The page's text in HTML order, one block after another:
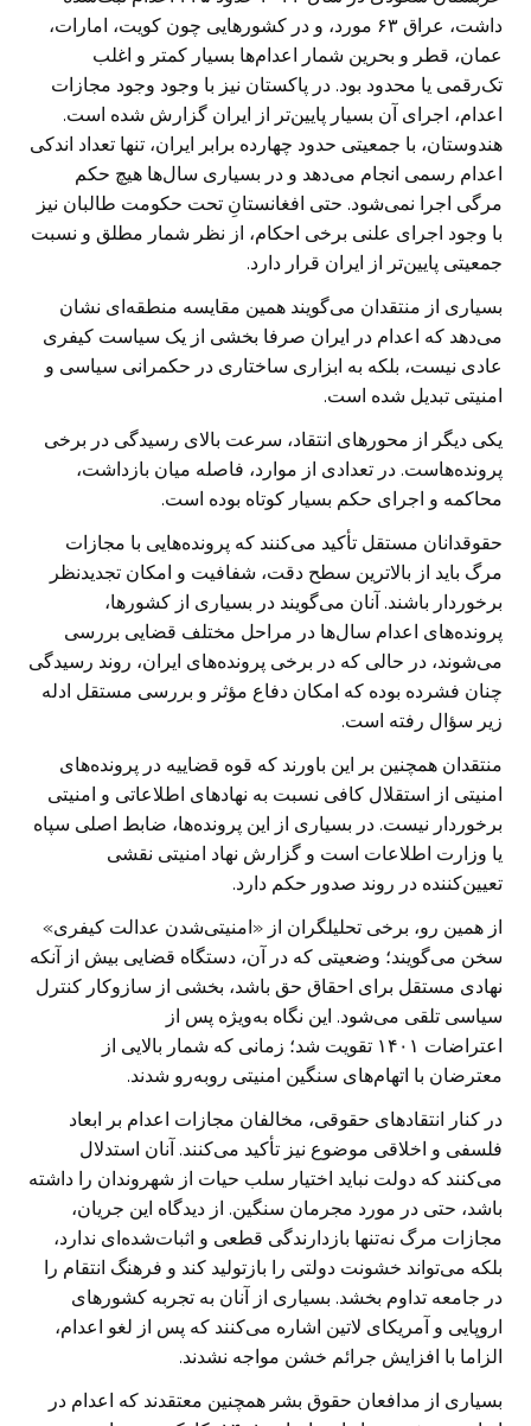
داشت، عراق ۶۳ مورد، و در کشورهایی چون کویت، امارات،
عمان، قطر و بحرین شمار اعدام‌ها بسیار کمتر و اغلب
تک‌رقمی یا محدود بود. در پاکستان نیز با وجود وجود مجازات
اعدام، اجرای آن بسیار پایین‌تر از ایران گزارش شده است.
هندوستان، با جمعیتی حدود چهارده برابر ایران، تنها تعداد اندکی
اعدام رسمی انجام می‌دهد و در بسیاری سال‌ها هیچ حکم
مرگی اجرا نمی‌شود. حتی افغانستانِ تحت حکومت طالبان نیز
با وجود اجرای علنی برخی احکام، از نظر شمار مطلق و نسبت
جمعیتی پایین‌تر از ایران قرار دارد.
بسیاری از منتقدان می‌گویند همین مقایسه منطقه‌ای نشان
می‌دهد که اعدام در ایران صرفا بخشی از یک سیاست کیفری
عادی نیست، بلکه به ابزاری ساختاری در حکمرانی سیاسی و
امنیتی تبدیل شده است.
یکی دیگر از محورهای انتقاد، سرعت بالای رسیدگی در برخی
پرونده‌هاست. در تعدادی از موارد، فاصله میان بازداشت،
محاکمه و اجرای حکم بسیار کوتاه بوده است.
حقوقدانان مستقل تأکید می‌کنند که پرونده‌هایی با مجازات
مرگ باید از بالاترین سطح دقت، شفافیت و امکان تجدیدنظر
برخوردار باشند. آنان می‌گویند در بسیاری از کشورها،
پرونده‌های اعدام سال‌ها در مراحل مختلف قضایی بررسی
می‌شوند، در حالی که در برخی پرونده‌های ایران، روند رسیدگی
چنان فشرده بوده که امکان دفاع مؤثر و بررسی مستقل ادله
زیر سؤال رفته است.
منتقدان همچنین بر این باورند که قوه قضاییه در پرونده‌های
امنیتی از استقلال کافی نسبت به نهادهای اطلاعاتی و امنیتی
برخوردار نیست. در بسیاری از این پرونده‌ها، ضابط اصلی سپاه
یا وزارت اطلاعات است و گزارش نهاد امنیتی نقشی
تعیین‌کننده در روند صدور حکم دارد.
از همین رو، برخی تحلیلگران از «امنیتی‌شدن عدالت کیفری»
سخن می‌گویند؛ وضعیتی که در آن، دستگاه قضایی بیش از آنکه
نهادی مستقل برای احقاق حق باشد، بخشی از سازوکار کنترل
سیاسی تلقی می‌شود. این نگاه به‌ویژه پس از
اعتراضات ۱۴۰۱ تقویت شد؛ زمانی که شمار بالایی از
معترضان با اتهام‌های سنگین امنیتی روبه‌رو شدند.
در کنار انتقادهای حقوقی، مخالفان مجازات اعدام بر ابعاد
فلسفی و اخلاقی موضوع نیز تأکید می‌کنند. آنان استدلال
می‌کنند که دولت نباید اختیار سلب حیات از شهروندان را داشته
باشد، حتی در مورد مجرمان سنگین. از دیدگاه این جریان،
مجازات مرگ نه‌تنها بازدارندگی قطعی و اثبات‌شده‌ای ندارد،
بلکه می‌تواند خشونت دولتی را بازتولید کند و فرهنگ انتقام را
در جامعه تداوم بخشد. بسیاری از آنان به تجربه کشورهای
اروپایی و آمریکای لاتین اشاره می‌کنند که پس از لغو اعدام،
الزاما با افزایش جرائم خشن مواجه نشدند.
بسیاری از مدافعان حقوق بشر همچنین معتقدند که اعدام در